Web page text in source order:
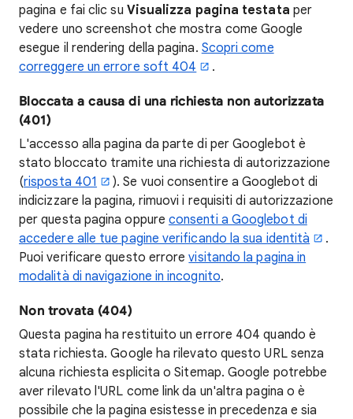
pagina e fai clic su Visualizza pagina testata per
vedere uno screenshot che mostra come Google
esegue il rendering della pagina. Scopri come
correggere un errore soft 404
.
Bloccata a causa di una richiesta non autorizzata
(401)
L'accesso alla pagina da parte di per Googlebot è
stato bloccato tramite una richiesta di autorizzazione
(risposta 401
). Se vuoi consentire a Googlebot di
indicizzare la pagina, rimuovi i requisiti di autorizzazione
per questa pagina oppureconsenti a Googlebot di
accedere alle tue pagine verificando la sua identità
.
Puoi verificare questo errorevisitando la pagina in
modalità di navigazione in incognito.
Non trovata (404)
Questa pagina ha restituito un errore 404 quando è
stata richiesta. Google ha rilevato questo URL senza
alcuna richiesta esplicita o Sitemap. Google potrebbe
aver rilevato l'URL come link da un'altra pagina o è
possibile che la pagina esistesse in precedenza e sia